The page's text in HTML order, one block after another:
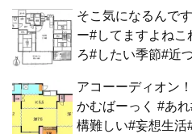
そこ気になるんで
ー#してますよね
ろ#したい季節#近
アコーーディオン
かむばーっく #あ
構難しい#妄想生活